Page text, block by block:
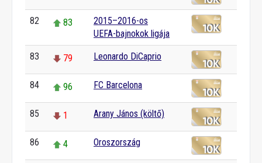
82 83
2015–2016-os
UEFA-bajnokok ligája
83 79 Leonardo DiCaprio
84 96 FC Barcelona
85 1 Arany János (költő)
86 4 Oroszország